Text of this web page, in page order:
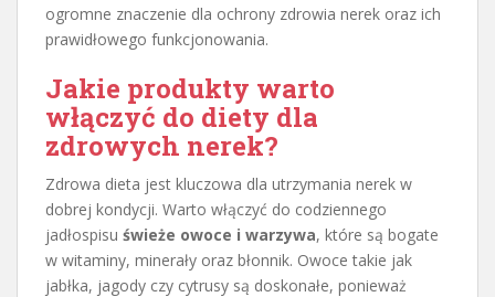
ogromne znaczenie dla ochrony zdrowia nerek oraz ich
prawidłowego funkcjonowania.
Jakie produkty warto
włączyć do diety dla
zdrowych nerek?
Zdrowa dieta jest kluczowa dla utrzymania nerek w
dobrej kondycji. Warto włączyć do codziennego
jadłospisu świeże owoce i warzywa, które są bogate
w witaminy, minerały oraz błonnik. Owoce takie jak
jabłka, jagody czy cytrusy są doskonałe, ponieważ